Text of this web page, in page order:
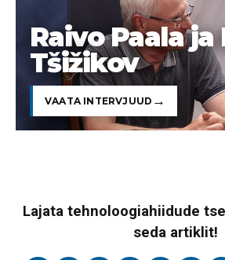
Raivo Paala
Tšižikov
VAATA INTERVJUUD
Lajata tehnoloogiahiidude
seda artiklit!